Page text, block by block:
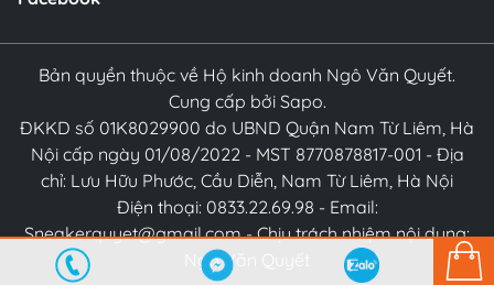
Bản quyền thuộc về Hộ kinh doanh Ngô Văn Quyết.
Cung cấp bởi Sapo.
ĐKKD số 01K8029900 do UBND Quận Nam Từ Liêm, Hà
Nội cấp ngày 01/08/2022 - MST 8770878817-001 - Địa
chỉ: Lưu Hữu Phước, Cầu Diễn, Nam Từ Liêm, Hà Nội
Điện thoại: 0833.22.69.98 - Email:
Sneakerquyet@gmail.com - Chịu trách nhiệm nội dung:
Ngô Văn Quyết